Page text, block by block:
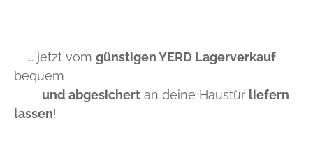
... jetzt vom günstigen YERD Lagerverkauf
bequem
und abgesichert an deine Haustür liefern
lassen!